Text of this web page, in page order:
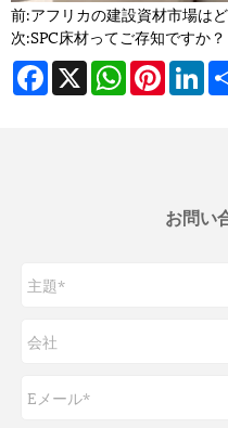
前:アフリカの建設資材市場は
次:SPC床材ってご存知ですか？
Facebook
X WhatsAppPinterest
お問い